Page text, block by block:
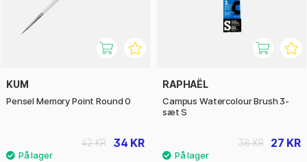
KUM
Pensel Memory Point Round 0
34 KR
42 KR
RAPHAËL
Campus Watercolour Brush 3-
sæt S
27 KR
38 KR